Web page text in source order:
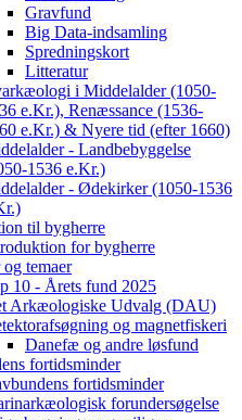
Gravfund
Big Data-indsamling
Spredningskort
Litteratur
i Middelalder (1050-
e.Kr.), Renæssance (1536-
e.Kr.) & Nyere tid (efter 1660)
- Landbebyggelse
1536 e.Kr.)
- Ødekirker (1050-1536
til bygherre
for bygherre
temaer
10 - Årets fund 2025
Arkæologiske Udvalg (DAU)
og magnetfiskeri
Danefæ og andre løsfund
fortidsminder
fortidsminder
forundersøgelse